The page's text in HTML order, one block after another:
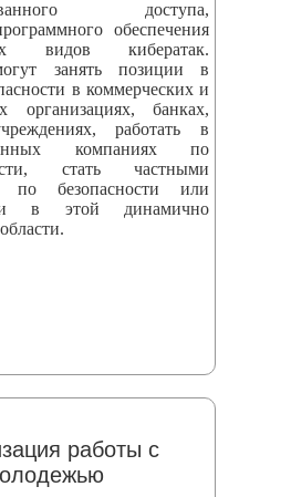
доступа,
обеспечения
видов кибератак.
занять позиции в
в коммерческих и
организациях, банках,
работать в
компаниях по
стать частными
по безопасности или
в этой динамично
работы с